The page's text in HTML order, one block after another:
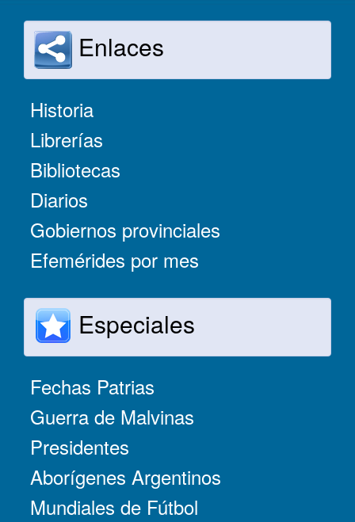
Enlaces
Historia
Librerías
Bibliotecas
Diarios
Gobiernos provinciales
Efemérides por mes
Especiales
Fechas Patrias
Guerra de Malvinas
Presidentes
Aborígenes Argentinos
Mundiales de Fútbol